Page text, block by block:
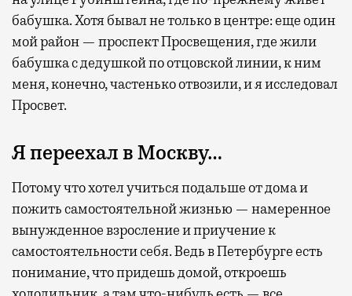
бабушка. Хотя бывал не только в центре: еще один
мой район — проспект Просвещения, где жили
бабушка с дедушкой по отцовской линии, к ним
меня, конечно, частенько отвозили, и я исследовал
Просвет.
Я переехал в Москву…
Потому что хотел учиться подальше от дома и
пожить самостоятельной жизнью — намеренное
вынужденное взросление и приучение к
самостоятельности себя. Ведь в Петербурге есть
понимание, что придешь домой, откроешь